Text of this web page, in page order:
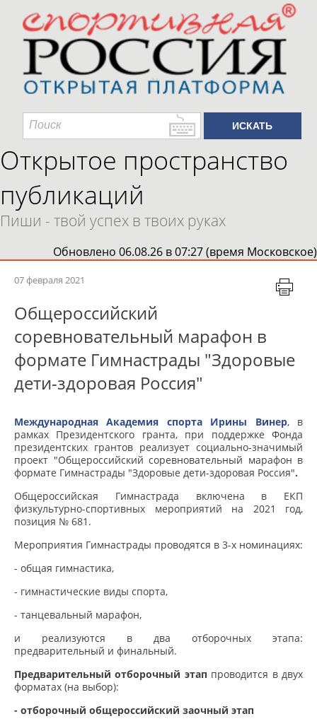
Открытое пространство
публикаций
Пиши - твой успех в твоих руках
Обновлено 06.08.26 в 07:27 (время Московское)
07 февраля 2021
Общероссийский
соревновательный марафон в
формате Гимнастрады "Здоровые
дети-здоровая Россия"
Международная Академия спорта Ирины Винер, в
рамках Президентского гранта, при поддержке Фонда
президентских грантов реализует социально-значимый
проект "Общероссийский соревновательный марафон в
формате Гимнастрады "Здоровые дети-здоровая Россия".
Общероссийская Гимнастрада включена в ЕКП
физкультурно-спортивных мероприятий на 2021 год,
позиция № 681.
Мероприятия Гимнастрады проводятся в 3-х номинациях:
- общая гимнастика,
- гимнастические виды спорта,
- танцевальный марафон,
и реализуются в два отборочных этапа:
предварительный и финальный.
Предварительный отборочный этап проводится в двух
форматах (на выбор):
- отборочный общероссийский заочный этап